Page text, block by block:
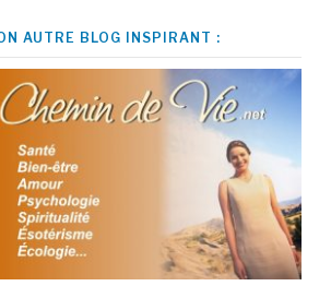
AUTRE BLOG INSPIRANT :